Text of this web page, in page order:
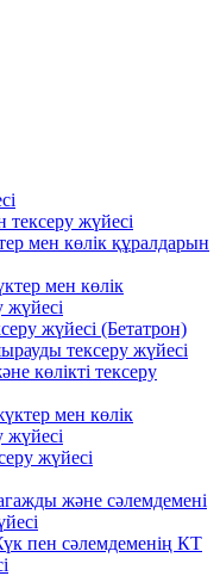
тексеру жүйесі
мен көлік құралдарын
мен көлік
жүйесі
жүйесі (Бетатрон)
тексеру жүйесі
көлікті тексеру
мен көлік
жүйесі
жүйесі
және сәлемдемені
пен сәлемдеменің КТ